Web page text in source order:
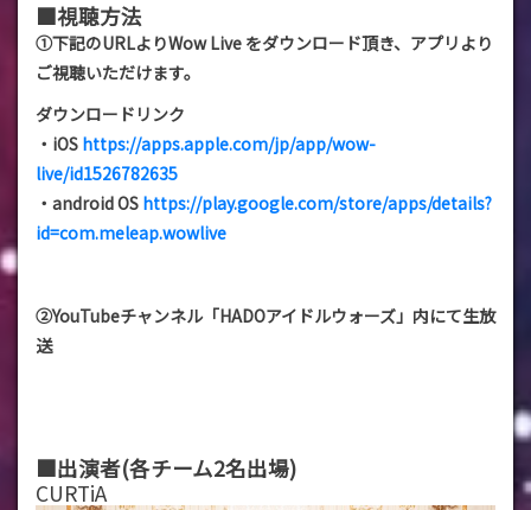
■視聴方法
①下記のURLよりWow Live をダウンロード頂き、アプリより
ご視聴いただけます。
ダウンロードリンク
・iOS https://apps.apple.com/jp/app/wow-
live/id1526782635
・android OS https://play.google.com/store/apps/details?
id=com.meleap.wowlive
②YouTubeチャンネル「HADOアイドルウォーズ」内にて生放
送
■出演者(各チーム2名出場)
CURTiA